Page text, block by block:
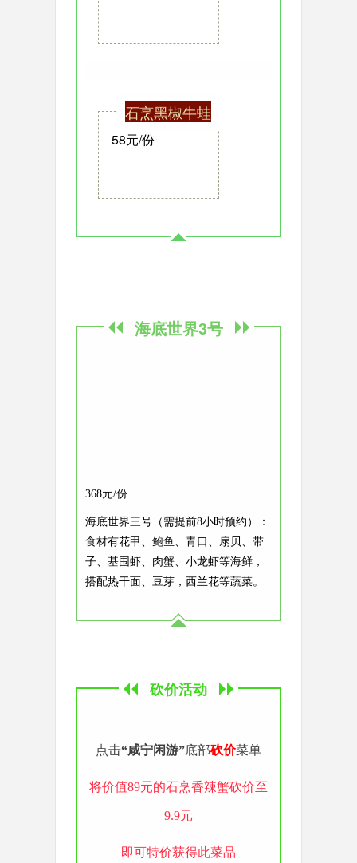
石烹黑椒牛蛙
58元/份
海底世界3号
368元/份
海底世界三号（需提前8小时预约）：
食材有花甲、鲍鱼、青口、扇贝、带
子、基围虾、肉蟹、小龙虾等海鲜，
搭配热干面、豆芽，西兰花等蔬菜。
砍价活动
点击“咸宁闲游”底部砍价菜单
将价值89元的石烹香辣蟹砍价至
9.9元
即可特价获得此菜品